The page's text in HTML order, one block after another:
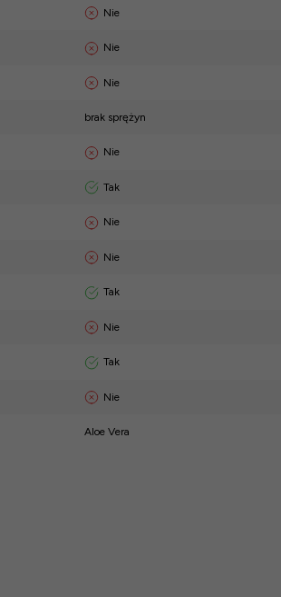
Nie
Nie
Nie
brak sprężyn
Nie
Tak
Nie
Nie
Tak
Nie
Tak
Nie
Aloe Vera